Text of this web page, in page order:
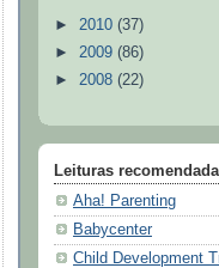
► 2010 (37)
► 2009 (86)
► 2008 (22)
Leituras
Aha! Parenting
Babycenter
Child Development